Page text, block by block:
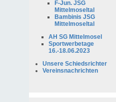
F-Jun. JSG
Mittelmoseltal
Bambinis JSG
Mittelmoseltal
AH SG Mittelmosel
Sportwerbetage
16.-18.06.2023
Unsere Schiedsrichter
Vereinsnachrichten